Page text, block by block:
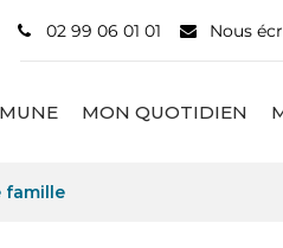
02 99 06 01 01 Nous
MON QUOTIDIEN
famille